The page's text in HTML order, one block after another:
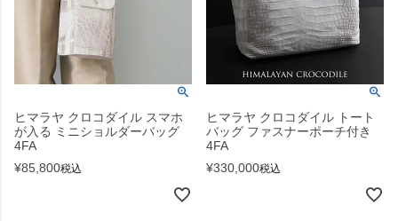
ヒマラヤ クロコダイル スマホ
が入る ミニショルダーバッグ
4FA
¥85,800税込
ヒマラヤ クロコダイル トート
バッグ ファスナーポーチ付き
4FA
¥330,000税込